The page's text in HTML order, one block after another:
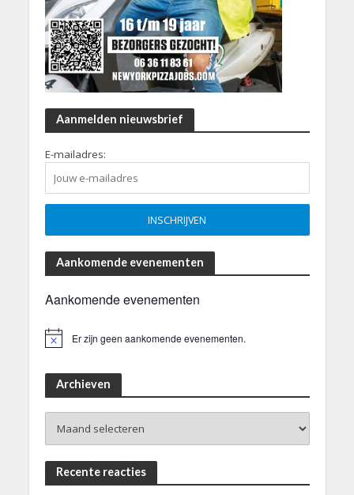
Aanmelden nieuwsbrief
E-mailadres:
Aankomende evenementen
Aankomende evenementen
Er zijn geen aankomende evenementen.
Archieven
Recente reacties